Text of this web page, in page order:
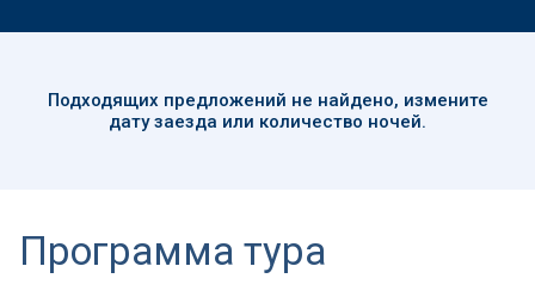
Подходящих предложений не найдено, измените
дату заезда или количество ночей.
Программа тура